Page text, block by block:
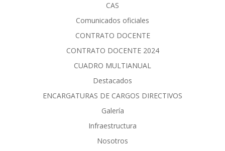
CAS
Comunicados oficiales
CONTRATO DOCENTE
CONTRATO DOCENTE 2024
CUADRO MULTIANUAL
Destacados
ENCARGATURAS DE CARGOS DIRECTIVOS
Galería
Infraestructura
Nosotros